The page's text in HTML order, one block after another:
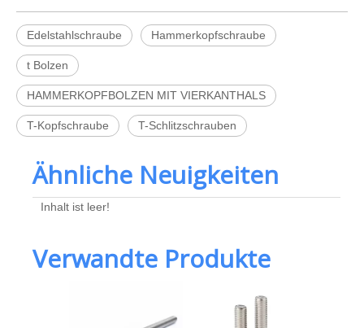
Edelstahlschraube Hammerkopfschraube
t Bolzen
HAMMERKOPFBOLZEN MIT VIERKANTHALS
T-Kopfschraube T-Schlitzschrauben
Ähnliche Neuigkeiten
Inhalt ist leer!
Verwandte Produkte